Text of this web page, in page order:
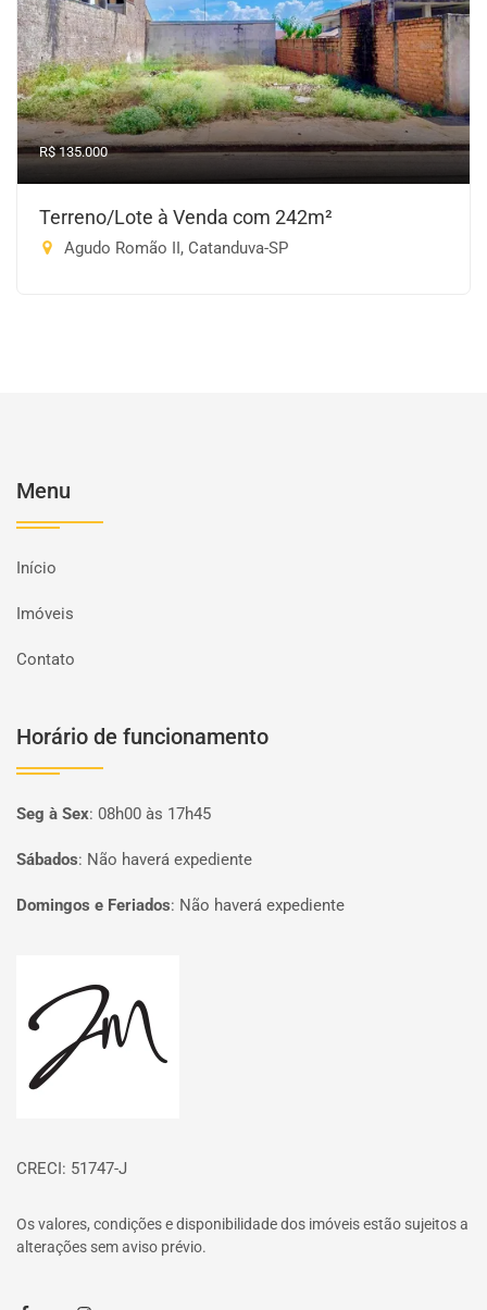
R$ 135.000
Terreno/Lote à Venda com 242m²
Agudo Romão II, Catanduva-SP
Menu
Início
Imóveis
Contato
Horário de funcionamento
Seg à Sex: 08h00 às 17h45
Sábados: Não haverá expediente
Domingos e Feriados: Não haverá expediente
CRECI: 51747-J
Os valores, condições e disponibilidade dos imóveis estão sujeitos a
alterações sem aviso prévio.